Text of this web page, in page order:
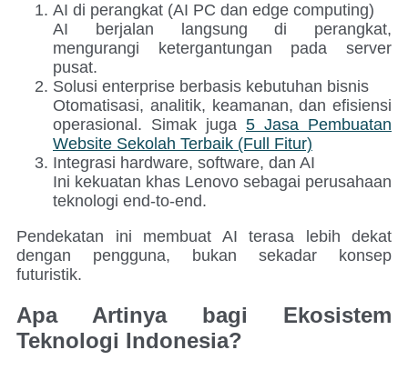
AI di perangkat (AI PC dan edge computing)
AI berjalan langsung di perangkat,
mengurangi ketergantungan pada server
pusat.
Solusi enterprise berbasis kebutuhan bisnis
Otomatisasi, analitik, keamanan, dan efisiensi
operasional. Simak juga 5 Jasa Pembuatan
Website Sekolah Terbaik (Full Fitur)
Integrasi hardware, software, dan AI
Ini kekuatan khas Lenovo sebagai perusahaan
teknologi end-to-end.
Pendekatan ini membuat AI terasa lebih dekat
dengan pengguna, bukan sekadar konsep
futuristik.
Apa Artinya bagi Ekosistem
Teknologi Indonesia?